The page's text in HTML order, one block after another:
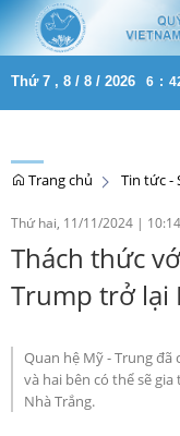
Thứ 7 , 8 / 8 / 2026 6 :
Trang chủ Tin tức -
Thứ hai, 11/11/2024 | 10:14
Thách thức
Trump trở lại
Quan hệ Mỹ - Trung
và hai bên có thể sẽ
Nhà Trắng.